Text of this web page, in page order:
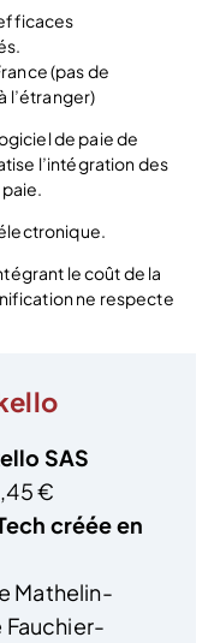
(pas de
l’étranger)
de paie de
l’intégration des
le coût de la
ne respecte
SAS
€
créée en
Mathelin-
Fauchier-